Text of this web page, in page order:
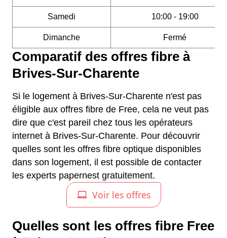
Samedi 10:00 - 19:00
Dimanche Fermé
Comparatif des offres fibre à
Brives-Sur-Charente
Si le logement à Brives-Sur-Charente n'est pas
éligible aux offres fibre de Free, cela ne veut pas
dire que c'est pareil chez tous les opérateurs
internet à Brives-Sur-Charente. Pour découvrir
quelles sont les offres fibre optique disponibles
dans son logement, il est possible de contacter
les experts papernest gratuitement.
Quelles sont les offres fibre Free